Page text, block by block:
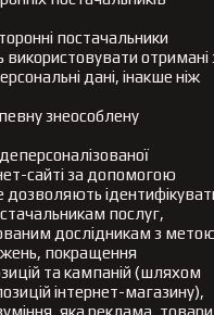
постачальники
отримані
дані, інакше ніж
знеособлену
сайті за допомогою
дозволяють
послуг,
дослідникам з
покращення
та кампаній (шляхом
інтернет-магазину),
яка реклама, товари